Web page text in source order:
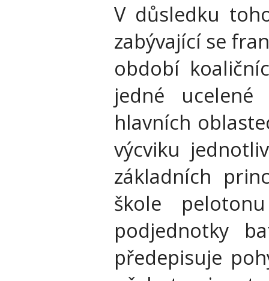
V důsledku
zabývající se
období
jedné
hlavních
výcviku
základních
škole
podjednotky
předepisuje